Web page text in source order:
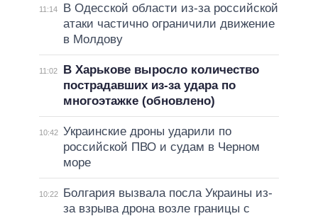
11:14
В Одесской области из-за российской
атаки частично ограничили движение
в Молдову
11:02
В Харькове выросло количество
пострадавших из-за удара по
многоэтажке (обновлено)
10:42 Украинские дроны ударили по
российской ПВО и судам в Черном
море
10:22
Болгария вызвала посла Украины из-
за взрыва дрона возле границы с